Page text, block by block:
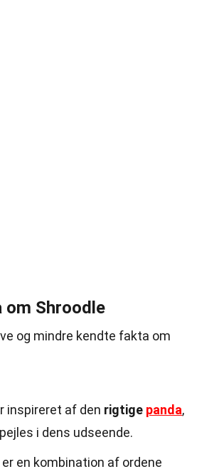
om Shroodle
og mindre kendte fakta om
inspireret af den rigtige panda,
i dens udseende.
er en kombination af ordene